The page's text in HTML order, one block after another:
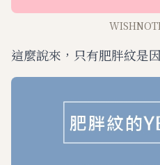
這麼說來，只有肥胖紋是